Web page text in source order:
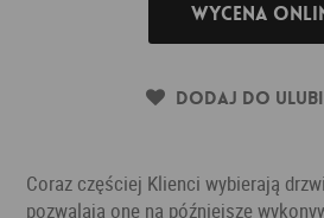
Wycena
Dodaj do
Coraz częściej Klienci wybierają
pozwalają one na późniejsze